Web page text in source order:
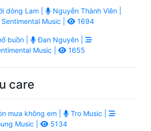
dòng Lam |
Nguyễn Thành Viên |
Music |
1694
buồn |
Đan Nguyên |
Music |
1655
care
mưa không em |
Tro Music |
Music |
5134